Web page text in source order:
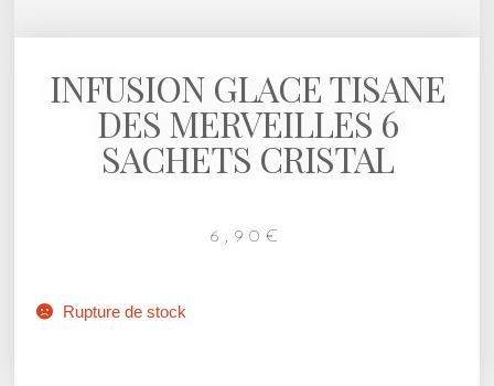
INFUSION GLACE TISANE
DES MERVEILLES 6
SACHETS CRISTAL
6,90 €
Rupture de stock